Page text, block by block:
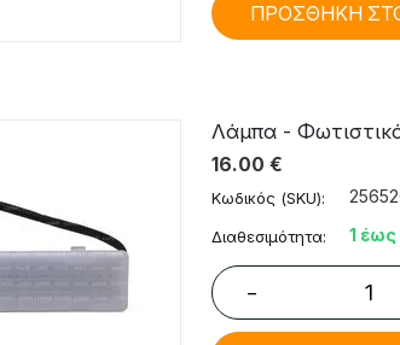
ΠΡΟΣΘΗΚΗ
Λάμπα -
16.00 €
Κωδικός (SKU):
Διαθεσιμότητα: 1 έως
−